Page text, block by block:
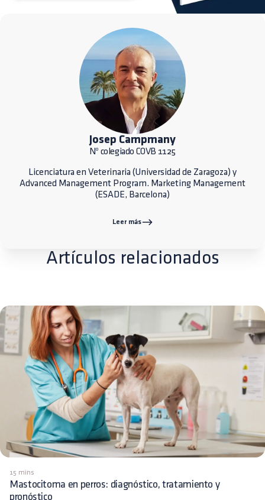
Josep Campmany
Nº colegiado COVB 1125
Licenciatura en Veterinaria (Universidad de Zaragoza) y
Advanced Management Program. Marketing Management
(ESADE, Barcelona)
Leer más
Artículos relacionados
15 mins
Mastocitoma en perros: diagnóstico, tratamiento y
pronóstico